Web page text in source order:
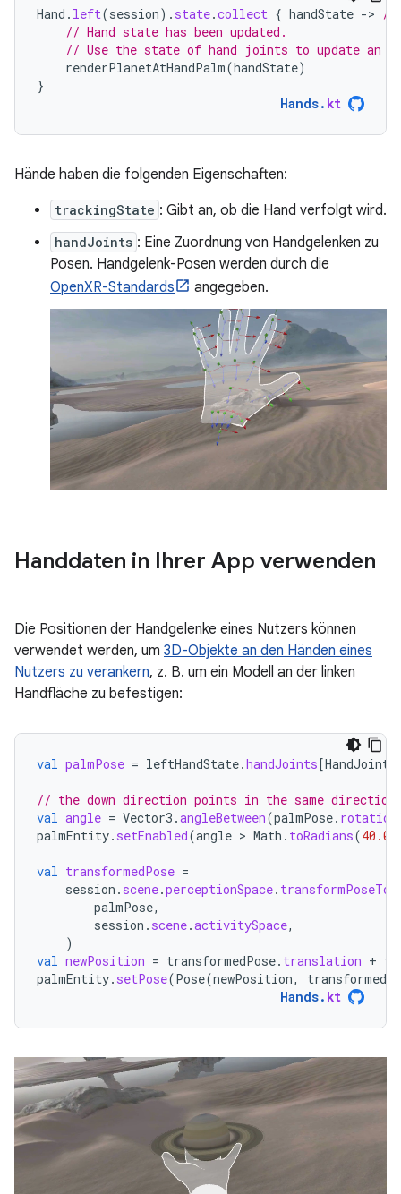
Hand . left(session). state.collect { handState -> //
// Hand state has been updated.
// Use the state of hand joints to update an
renderPlanetAtHandPalm(handState)
}
Hands. kt
Hände haben die folgenden Eigenschaften:
trackingState : Gibt an, ob die Hand verfolgt wird.
handJoints : Eine Zuordnung von Handgelenken zu
Posen. Handgelenk-Posen werden durch die
OpenXR-Standards
angegeben.
Handdaten in Ihrer App verwenden
Die Positionen der Handgelenke eines Nutzers können
verwendet werden, um 3D-Objekte an den Händen eines
Nutzers zu verankern, z. B. um ein Modell an der linken
Handfläche zu befestigen:
val palmPose = leftHandState.handJoints [
// the down direction points in the same direction
val angle = Vector3 .angleBetween(palmPose. rotation
palmEntity. setEnabled(angle > Math . toRadians(40.0
val transformedPose =
session . scene.perceptionSpace. transformPoseTo
palmPose,
session . scene.activitySpace,
)
val newPosition = transformedPose. translation +
palmEntity. setPose(Pose(newPosition,
Hands. kt